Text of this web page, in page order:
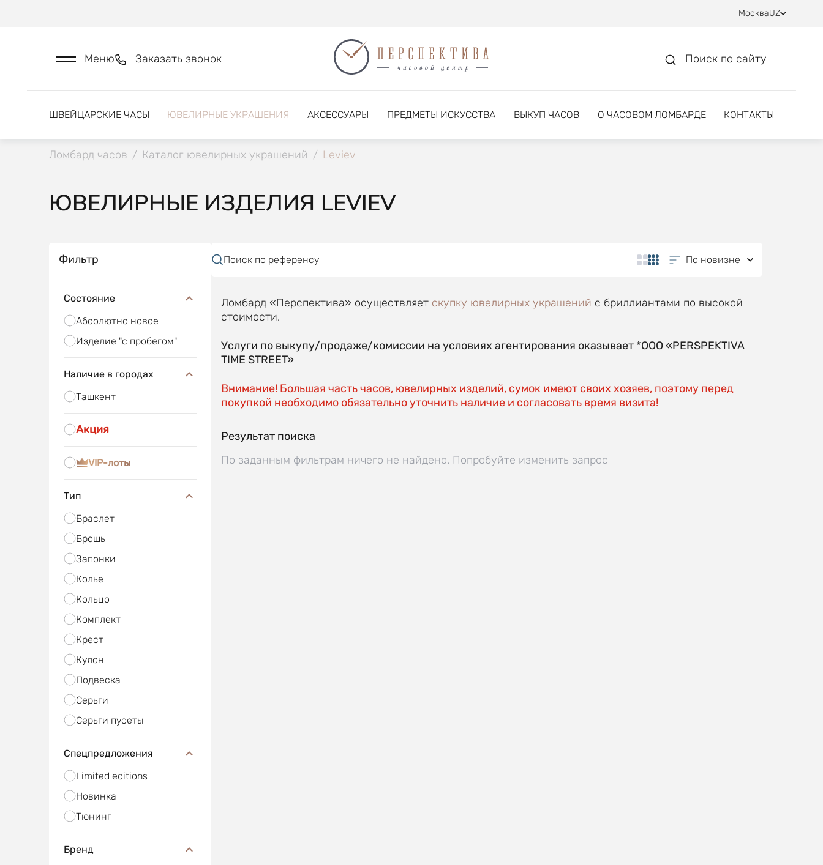
МоскваUZ
Меню Заказать звонок Поиск по сайту
ШВЕЙЦАРСКИЕ ЧАСЫ ЮВЕЛИРНЫЕ УКРАШЕНИЯ АКСЕССУАРЫ ПРЕДМЕТЫ ИСКУССТВА ВЫКУП ЧАСОВ О ЧАСОВОМ ЛОМБАРДЕ КОНТАКТЫ
Ломбард часов / Каталог ювелирных украшений / Leviev
ЮВЕЛИРНЫЕ ИЗДЕЛИЯ LEVIEV
Фильтр
Состояние
Абсолютно новое
Изделие "с пробегом"
Наличие в городах
Ташкент
Акция
VIP-лоты
Тип
Браслет
Брошь
Запонки
Колье
Кольцо
Комплект
Крест
Кулон
Подвеска
Серьги
Серьги пусеты
Спецпредложения
Limited editions
Новинка
Тюнинг
Бренд
Поиск по референсу По новизне
Ломбард «Перспектива» осуществляет скупку ювелирных украшений с бриллиантами по высокой
стоимости.
Услуги по выкупу/продаже/комиссии на условиях агентирования оказывает *OOO «PERSPEKTIVA
TIME STREET»
Внимание! Большая часть часов, ювелирных изделий, сумок имеют своих хозяев, поэтому перед
покупкой необходимо обязательно уточнить наличие и согласовать время визита!
Результат поиска
По заданным фильтрам ничего не найдено. Попробуйте изменить запрос